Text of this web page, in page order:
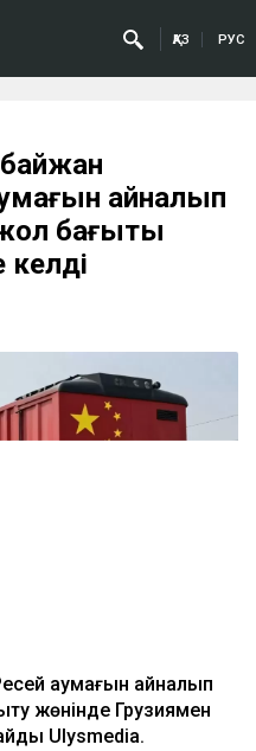
ҚАЗ РУС
айналып
бағыты
келді
аумағын айналып
жөнінде Грузиямен
Ulysmedia.